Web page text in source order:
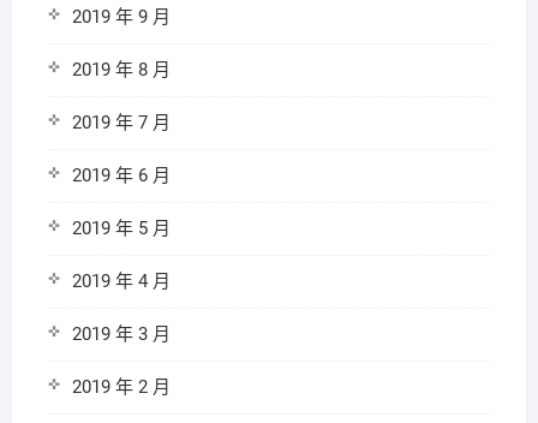
2019 年 9 月
2019 年 8 月
2019 年 7 月
2019 年 6 月
2019 年 5 月
2019 年 4 月
2019 年 3 月
2019 年 2 月